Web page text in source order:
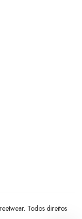
Todos direitos